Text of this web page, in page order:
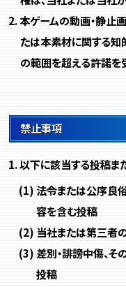
本ゲームの動画・静止
たは本素材に関する知
の範囲を超える許諾を
禁止事項
以下に該当する投稿ま
法令または公序良
容を含む投稿
当社または第三者
差別・誹謗中傷、
投稿